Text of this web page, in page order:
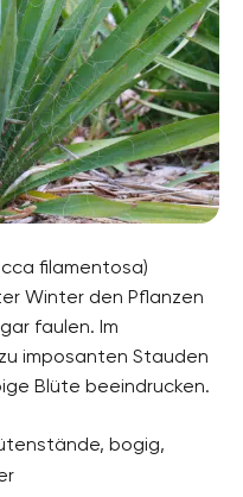
filamentosa)
Winter den Pflanzen
faulen. Im
imposanten Stauden
Blüte beeindrucken.
bogig,